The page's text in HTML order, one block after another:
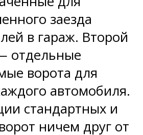
заезда
в гараж. Второй
отдельные
ворота для
автомобиля.
стандартных и
ничем друг от